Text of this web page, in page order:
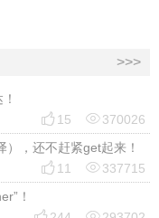
>>>
 15 370026
，还不赶紧get起来！
 11 337715
！